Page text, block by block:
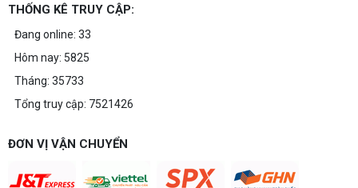
THỐNG KÊ TRUY CẬP:
Đang online: 33
Hôm nay: 5825
Tháng: 35733
Tổng truy cập: 7521426
ĐƠN VỊ VẬN CHUYỂN